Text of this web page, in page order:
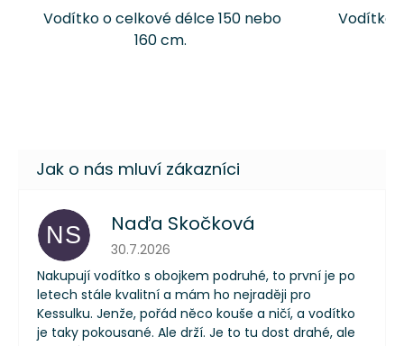
Vodítko o celkové délce 150 nebo
160 cm.
Vodítko
NS Naďa Skočková
Hodnocení obchodu je 5 z 5 hvězdiček.
30.7.2026
Nakupují vodítko s obojkem podruhé, to první je po
letech stále kvalitní a mám ho nejraději pro
Kessulku. Jenže, pořád něco kouše a ničí, a vodítko
je taky pokousané. Ale drží. Je to tu dost drahé, ale